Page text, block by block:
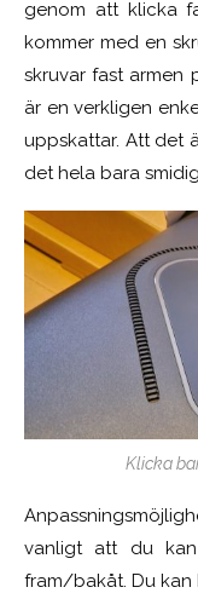
genom att klicka
kommer med en
skruvar fast armen
är en verkligen
uppskattar. Att det
det hela bara
Klicka
vanligt att du
fram/bakåt. Du kan